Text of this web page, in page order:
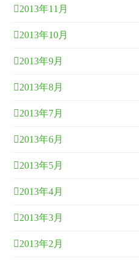
2013年11月
2013年10月
2013年9月
2013年8月
2013年7月
2013年6月
2013年5月
2013年4月
2013年3月
2013年2月